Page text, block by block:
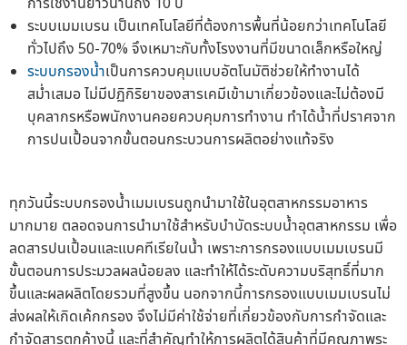
ระบบเมมเบรน เป็นเทคโนโลยีที่ต้องการพื้นที่น้อยกว่าเทคโนโลยี
ทั่วไปถึง 50-70% จึงเหมาะกับทั้งโรงงานที่มีขนาดเล็กหรือใหญ่
ระบบกรองน้ำเป็นการควบคุมแบบอัตโนมัติช่วยให้ทำงานได้
สม่ำเสมอ ไม่มีปฏิกิริยาของสารเคมีเข้ามาเกี่ยวข้องและไม่ต้องมี
บุคลากรหรือพนักงานคอยควบคุมการทำงาน ทำได้น้ำที่ปราศจาก
การปนเปื้อนจากขั้นตอนกระบวนการผลิตอย่างแท้จริง
ทุกวันนี้ระบบกรองน้ำเมมเบรนถูกนำมาใช้ในอุตสาหกรรมอาหาร
มากมาย ตลอดจนการนำมาใช้สำหรับบำบัดระบบน้ำอุตสาหกรรม เพื่อ
ลดสารปนเปื้อนและแบคทีเรียในน้ำ เพราะการกรองแบบเมมเบรนมี
ขั้นตอนการประมวลผลน้อยลง และทำให้ได้ระดับความบริสุทธิ์ที่มาก
ขึ้นและผลผลิตโดยรวมที่สูงขึ้น นอกจากนี้การกรองแบบเมมเบรนไม่
ส่งผลให้เกิดเค้กกรอง จึงไม่มีค่าใช้จ่ายที่เกี่ยวข้องกับการกำจัดและ
กำจัดสารตกค้างนี้ และที่สำคัญทำให้การผลิตได้สินค้าที่มีคุณภาพระ